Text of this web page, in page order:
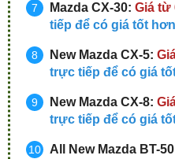
Mazda CX-30: Giá từ
tiếp để có giá tốt
New Mazda CX-5:
trực tiếp để có giá
New Mazda CX-8:
trực tiếp để có giá
All New Mazda BT-